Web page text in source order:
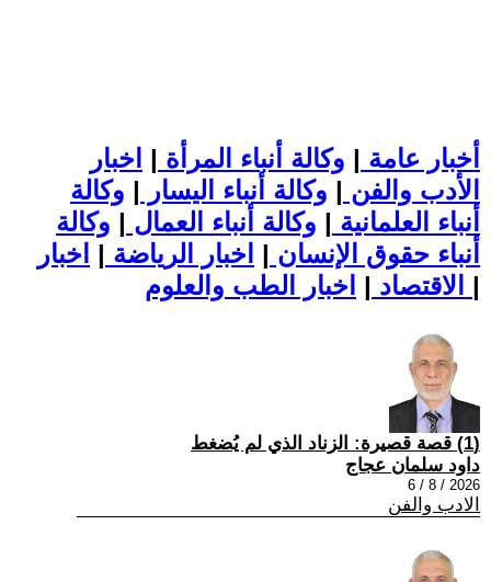
أخبار عامة | وكالة أنباء المرأة | اخبار
الأدب والفن | وكالة أنباء اليسار | وكالة
أنباء العلمانية | وكالة أنباء العمال | وكالة
أنباء حقوق الإنسان | اخبار الرياضة | اخبار
الاقتصاد | |
(1) قصة قصيرة: الزناد الذي لم يُضغط
داود سلمان عجاج
2026 / 8 / 6
الادب والفن